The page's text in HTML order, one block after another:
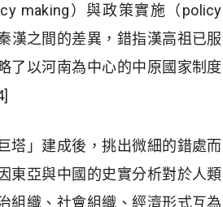
making）與政策實施（policy
漢之間的差異，錯指漢高祖已服
了以河南為中心的中原國家制度
塔」建成後，挑出微細的錯處而
東亞與中國的史實分析對於人類
組織、社會組織、經濟形式互為